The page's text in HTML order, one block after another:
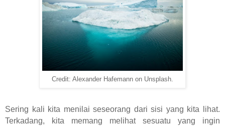
Credit: Alexander Hafemann on Unsplash.
Sering kali kita menilai seseorang dari sisi yang kita lihat.
Terkadang, kita memang melihat sesuatu yang ingin